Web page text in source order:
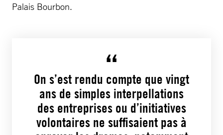
Palais Bourbon.
On s’est rendu compte que vingt
ans de simples interpellations
des entreprises ou d’initiatives
volontaires ne suffisaient pas à